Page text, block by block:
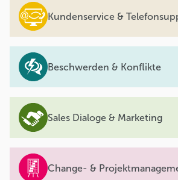
Kundenservice &
Beschwerden & Konflikte
Sales Dialoge & Marketing
Change- &